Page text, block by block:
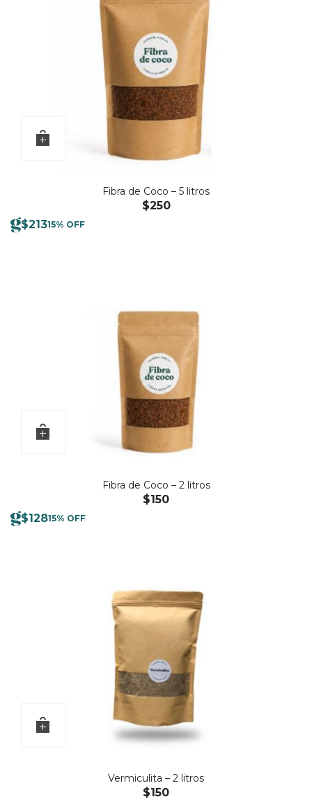
Fibra de Coco – 5 litros
$250
$21315% OFF
Fibra de Coco – 2 litros
$150
$12815% OFF
Vermiculita – 2 litros
$150